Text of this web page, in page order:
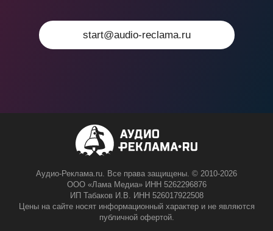
start@audio-reclama.ru
Аудио-Реклама.ru. Все права защищены. © 2010-2026
ООО «Лама Медиа» ИНН 5262296876
ИП Табаков И.В. ИНН 526017922508
Цены на сайте носят информационный характер и не являются
публичной офертой.